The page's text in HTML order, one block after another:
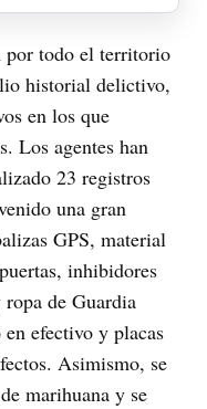
por todo el territorio
historial delictivo,
en los que
Los agentes han
23 registros
una gran
GPS, material
inhibidores
de Guardia
efectivo y placas
Asimismo, se
marihuana y se